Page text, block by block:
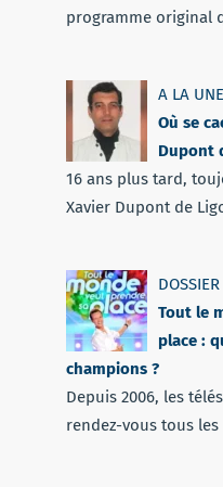
programme original
A LA UNE
Où se
Dupont
16 ans plus tard,
Xavier Dupont de
Tout le
place :
champions ?
Depuis 2006, les
rendez-vous tous les